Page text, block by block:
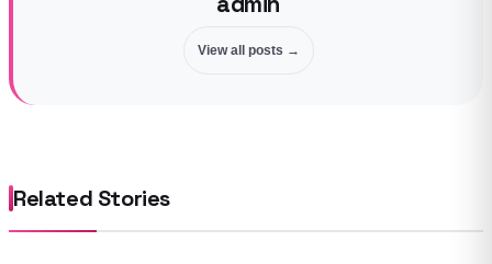
View all posts →
Related Stories